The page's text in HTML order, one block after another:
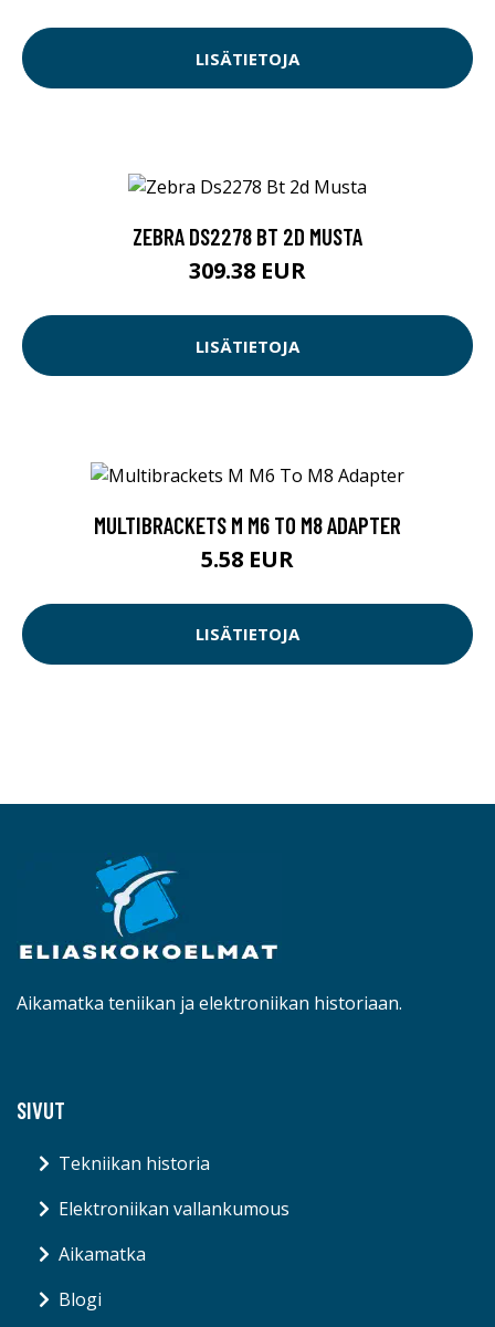
LISÄTIETOJA
ZEBRA DS2278 BT 2D MUSTA
309.38 EUR
LISÄTIETOJA
MULTIBRACKETS M M6 TO M8 ADAPTER
5.58 EUR
LISÄTIETOJA
Aikamatka teniikan ja elektroniikan historiaan.
SIVUT
Tekniikan historia
Elektroniikan vallankumous
Aikamatka
Blogi